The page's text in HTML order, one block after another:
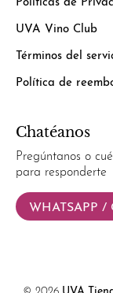
Políticas de
UVA Vino Club
Términos del
Política de
Chatéanos
Pregúntanos o
para responderte
WHATSAPP /